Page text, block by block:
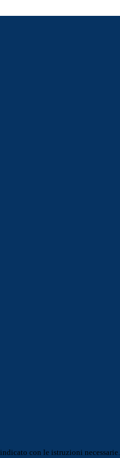
con le istruzioni necessarie.